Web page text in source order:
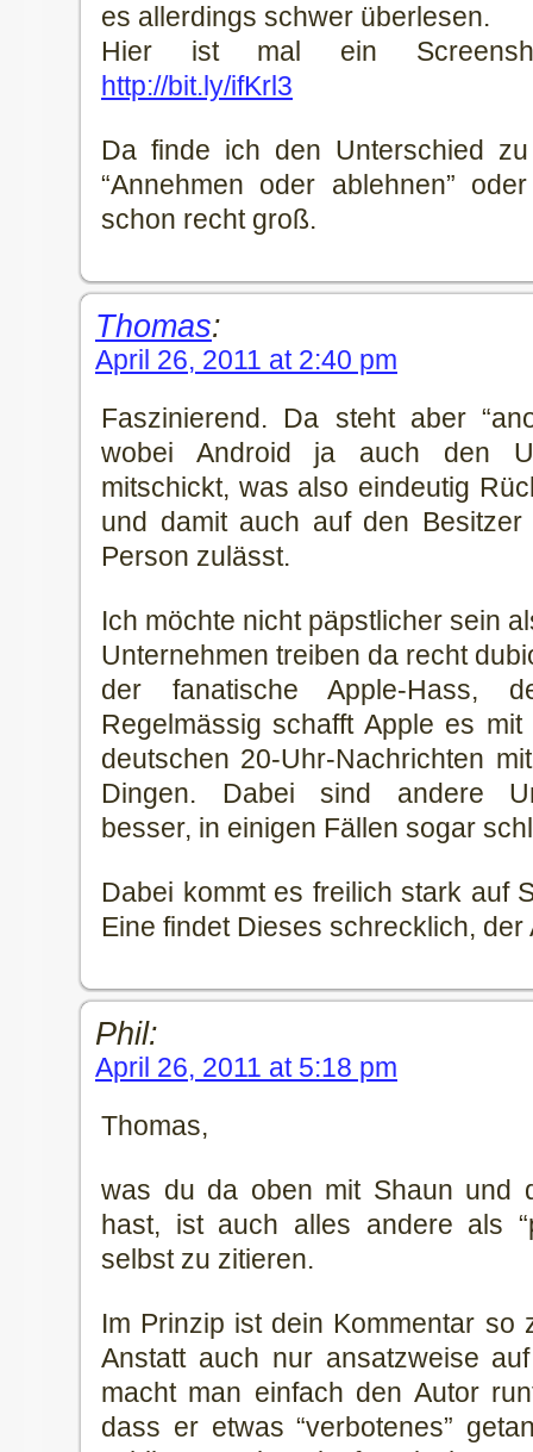
es allerdings schwer überlesen.
Hier ist mal ein
http://bit.ly/ifKrl3
Da finde ich den Unterschied
“Annehmen oder ablehnen”
schon recht groß.
Thomas:
April 26, 2011 at 2:40 pm
Faszinierend. Da steht aber
wobei Android ja auch den
mitschickt, was also eindeutig
und damit auch auf den
Person zulässt.
Ich möchte nicht päpstlicher sein
Unternehmen treiben da recht
der fanatische Apple-Hass,
Regelmässig schafft Apple es
deutschen 20-Uhr-Nachrichten
Dingen. Dabei sind andere
besser, in einigen Fällen sogar
Dabei kommt es freilich stark auf
Eine findet Dieses schrecklich,
Phil:
April 26, 2011 at 5:18 pm
Thomas,
was du da oben mit Shaun und
hast, ist auch alles andere als
selbst zu zitieren.
Im Prinzip ist dein Kommentar so
Anstatt auch nur ansatzweise
macht man einfach den Autor
dass er etwas “verbotenes”